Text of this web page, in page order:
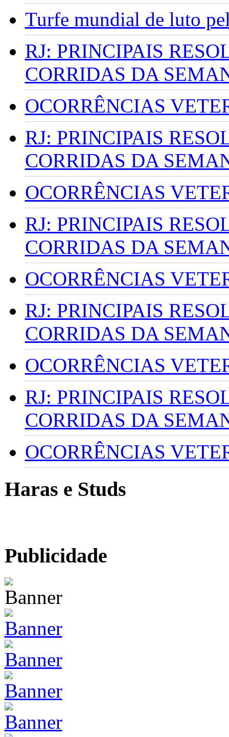
Turfe mundial de luto
RJ: PRINCIPAIS
CORRIDAS DA
OCORRÊNCIAS
RJ: PRINCIPAIS
CORRIDAS DA
OCORRÊNCIAS
RJ: PRINCIPAIS
CORRIDAS DA
OCORRÊNCIAS
RJ: PRINCIPAIS
CORRIDAS DA
OCORRÊNCIAS
RJ: PRINCIPAIS
CORRIDAS DA
OCORRÊNCIAS
Haras e Studs
Publicidade